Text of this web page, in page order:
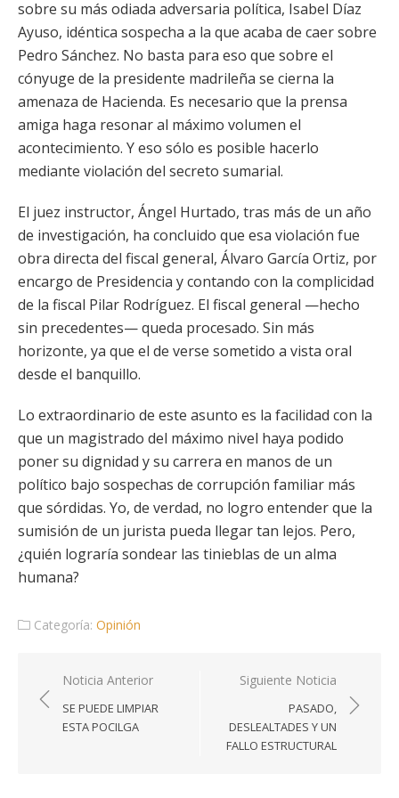
sobre su más odiada adversaria política, Isabel Díaz
Ayuso, idéntica sospecha a la que acaba de caer sobre
Pedro Sánchez. No basta para eso que sobre el
cónyuge de la presidente madrileña se cierna la
amenaza de Hacienda. Es necesario que la prensa
amiga haga resonar al máximo volumen el
acontecimiento. Y eso sólo es posible hacerlo
mediante violación del secreto sumarial.
El juez instructor, Ángel Hurtado, tras más de un año
de investigación, ha concluido que esa violación fue
obra directa del fiscal general, Álvaro García Ortiz, por
encargo de Presidencia y contando con la complicidad
de la fiscal Pilar Rodríguez. El fiscal general —hecho
sin precedentes— queda procesado. Sin más
horizonte, ya que el de verse sometido a vista oral
desde el banquillo.
Lo extraordinario de este asunto es la facilidad con la
que un magistrado del máximo nivel haya podido
poner su dignidad y su carrera en manos de un
político bajo sospechas de corrupción familiar más
que sórdidas. Yo, de verdad, no logro entender que la
sumisión de un jurista pueda llegar tan lejos. Pero,
¿quién lograría sondear las tinieblas de un alma
humana?
Categoría: Opinión
Navegación
de
entradas
Noticia Anterior
SE PUEDE LIMPIAR
ESTA POCILGA
Siguiente Noticia
PASADO,
DESLEALTADES Y UN
FALLO ESTRUCTURAL